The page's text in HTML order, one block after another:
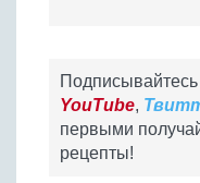
YouTube,
первыми
рецепты!